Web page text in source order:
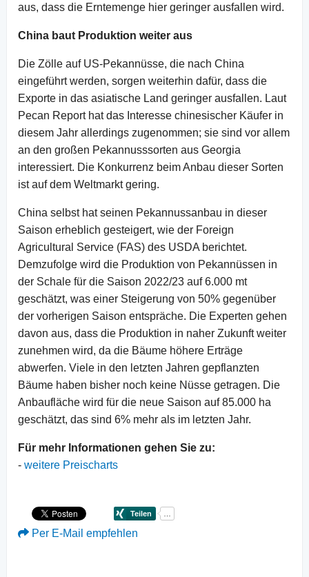
aus, dass die Erntemenge hier geringer ausfallen wird.
China baut Produktion weiter aus
Die Zölle auf US-Pekannüsse, die nach China
eingeführt werden, sorgen weiterhin dafür, dass die
Exporte in das asiatische Land geringer ausfallen. Laut
Pecan Report hat das Interesse chinesischer Käufer in
diesem Jahr allerdings zugenommen; sie sind vor allem
an den großen Pekannusssorten aus Georgia
interessiert. Die Konkurrenz beim Anbau dieser Sorten
ist auf dem Weltmarkt gering.
China selbst hat seinen Pekannussanbau in dieser
Saison erheblich gesteigert, wie der Foreign
Agricultural Service (FAS) des USDA berichtet.
Demzufolge wird die Produktion von Pekannüssen in
der Schale für die Saison 2022/23 auf 6.000 mt
geschätzt, was einer Steigerung von 50% gegenüber
der vorherigen Saison entspräche. Die Experten gehen
davon aus, dass die Produktion in naher Zukunft weiter
zunehmen wird, da die Bäume höhere Erträge
abwerfen. Viele in den letzten Jahren gepflanzten
Bäume haben bisher noch keine Nüsse getragen. Die
Anbaufläche wird für die neue Saison auf 85.000 ha
geschätzt, das sind 6% mehr als im letzten Jahr.
Für mehr Informationen gehen Sie zu:
- weitere Preischarts
Per E-Mail empfehlen